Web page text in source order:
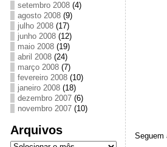
setembro 2008(4)
agosto 2008(9)
julho 2008(17)
junho 2008(12)
maio 2008(19)
abril 2008(24)
março 2008(7)
fevereiro 2008(10)
janeiro 2008(18)
dezembro 2007(6)
novembro 2007(10)
Arquivos
Arquivos
Seguem